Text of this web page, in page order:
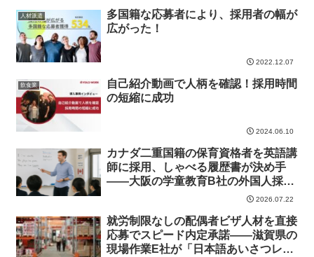
人材派遣
多国籍な応募者により、採用者の幅が
広がった！
2022.12.07
飲食業
自己紹介動画で人柄を確認！採用時間
の短縮に成功
2024.06.10
カナダ二重国籍の保育資格者を英語講
師に採用、しゃべる履歴書が決め手
——大阪の学童教育B社の外国人採用
2026.07.22
就労制限なしの配偶者ビザ人材を直接
応募でスピード内定承諾——滋賀県の
現場作業E社が「日本語あいさつレベ